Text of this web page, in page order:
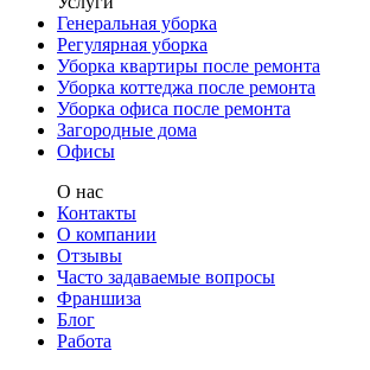
Генеральная уборка
Регулярная уборка
Уборка квартиры после ремонта
Уборка коттеджа после ремонта
Уборка офиса после ремонта
Загородные дома
Офисы
О нас
Контакты
О компании
Отзывы
Часто задаваемые вопросы
Франшиза
Блог
Работа